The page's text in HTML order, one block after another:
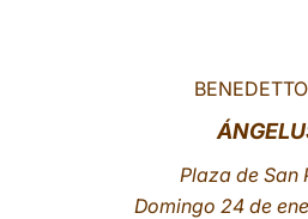
Plaza de San
Domingo 24 de